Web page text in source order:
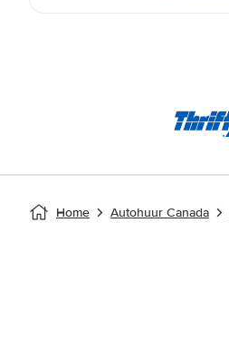
Home Autohuur Canada